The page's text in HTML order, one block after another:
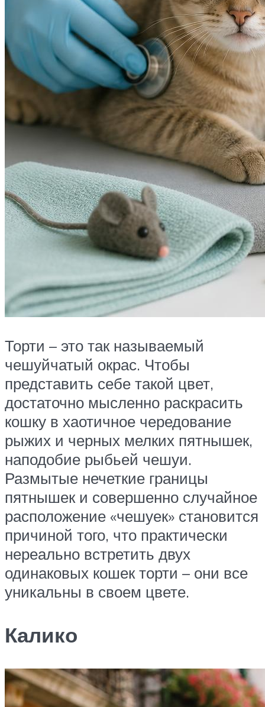
Торти – это так называемый
чешуйчатый окрас. Чтобы
представить себе такой цвет,
достаточно мысленно раскрасить
кошку в хаотичное чередование
рыжих и черных мелких пятнышек,
наподобие рыбьей чешуи.
Размытые нечеткие границы
пятнышек и совершенно случайное
расположение «чешуек» становится
причиной того, что практически
нереально встретить двух
одинаковых кошек торти – они все
уникальны в своем цвете.
Калико